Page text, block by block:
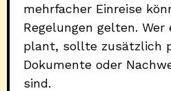
mehrfacher Einreise
Regelungen gelten. Wer
plant, sollte zusätzlich
Dokumente oder
sind.